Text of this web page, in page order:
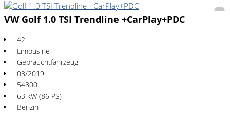
VW Golf 1.0 TSI Trendline +CarPlay+PDC
42
Limousine
Gebrauchtfahrzeug
08/2019
54800
63 kW (86 PS)
Benzin